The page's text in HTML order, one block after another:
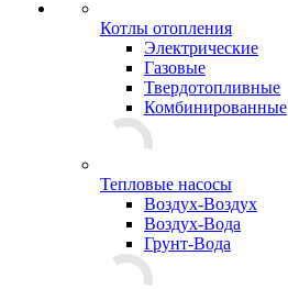
Котлы отопления
Электрические
Газовые
Твердотопливные
Комбинированные
Тепловые насосы
Воздух-Воздух
Воздух-Вода
Грунт-Вода